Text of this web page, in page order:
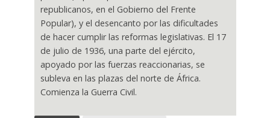
republicanos, en el Gobierno del Frente
Popular), y el desencanto por las dificultades
de hacer cumplir las reformas legislativas. El 17
de julio de 1936, una parte del ejército,
apoyado por las fuerzas reaccionarias, se
subleva en las plazas del norte de África.
Comienza la Guerra Civil.